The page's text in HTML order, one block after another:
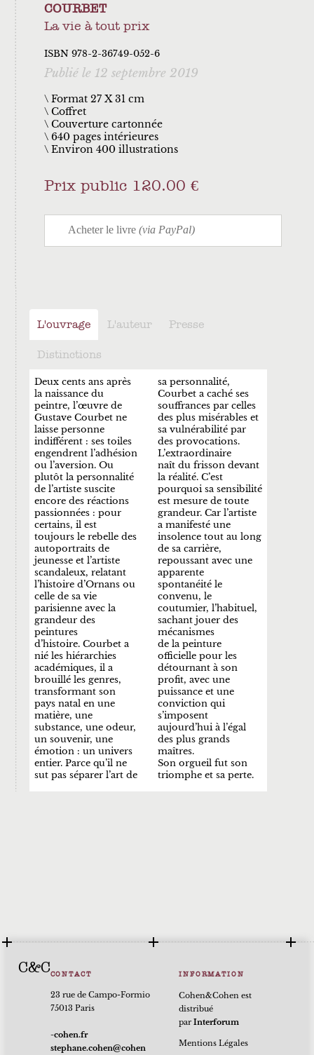
COURBET
La vie à tout prix
ISBN 978-2-36749-052-6
Publié le 12 septembre 2019
\ Format 27 X 31 cm
Coffret
Couverture cartonnée
640 pages intérieures
Environ 400 illustrations
Prix public 120.00 €
L'ouvrage L'auteur Presse
Distinctions
Deux cents ans après
la naissance du
peintre, l’œuvre de
Gustave Courbet ne
laisse personne
indifférent : ses toiles
engendrent l’adhésion
ou l’aversion. Ou
plutôt la personnalité
de l’artiste suscite
encore des réactions
passionnées : pour
certains, il est
toujours le rebelle des
autoportraits de
jeunesse et l’artiste
scandaleux, relatant
l’histoire d’Ornans ou
celle de sa vie
parisienne avec la
grandeur des
peintures
d’histoire. Courbet a
nié les hiérarchies
académiques, il a
brouillé les genres,
transformant son
pays natal en une
matière, une
substance, une odeur,
un souvenir, une
émotion : un univers
entier. Parce qu’il ne
sut pas séparer l’art de
sa personnalité,
Courbet a caché ses
souffrances par celles
des plus misérables et
sa vulnérabilité par
des provocations.
L’extraordinaire
naît du frisson devant
la réalité. C’est
pourquoi sa sensibilité
est mesure de toute
grandeur. Car l’artiste
a manifesté une
insolence tout au long
de sa carrière,
repoussant avec une
apparente
spontanéité le
convenu, le
coutumier, l’habituel,
sachant jouer des
mécanismes
de la peinture
officielle pour les
détournant à son
profit, avec une
puissance et une
conviction qui
s’imposent
aujourd’hui à l’égal
des plus grands
maîtres.
Son orgueil fut son
triomphe et sa perte.
C&CCONTACT
23 rue de Campo-Formio
75013 Paris
rf.nehoc-
nehoc@nehoc.enahpets
INFORMATION
Cohen&Cohen est
distribué
parInterforum
Mentions Légales